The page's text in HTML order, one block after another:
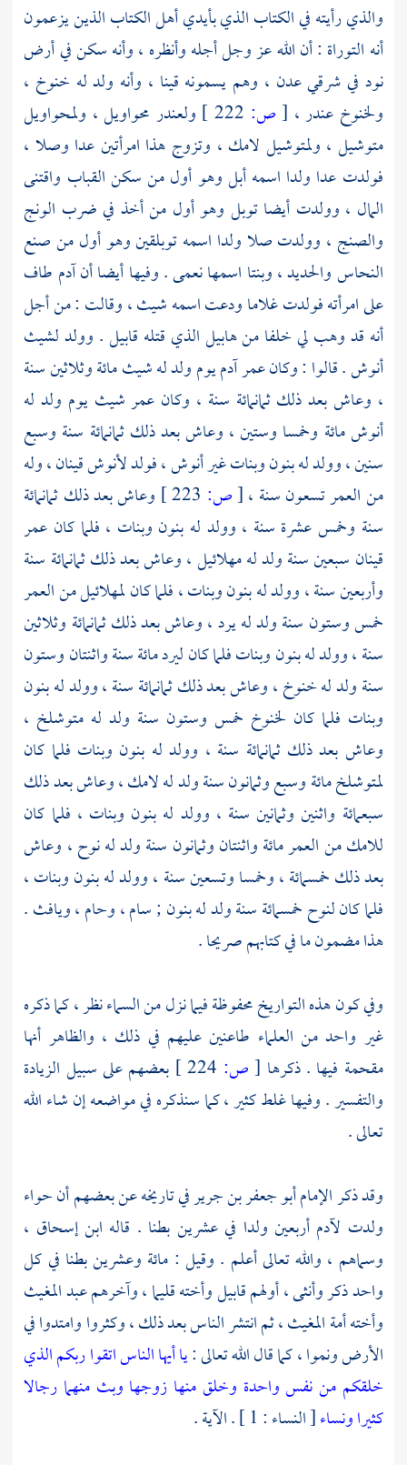
والذي رأيته في الكتاب الذي بأيديأهل الكتابالذين يزعمون
أنه التوراة : أن الله عز وجل أجله وأنظره ، وأنه سكن في أرض
نود في شرقيعدن ، وهم يسمونه قينا ، وأنه ولد له خنوخ ،
ولخنوخ عندر، [ص: ولعندر محواويل، ولمحواويل
متوشيل ، ولمتوشيل لامك ، وتزوج هذا امرأتينعدا وصلا ،
فولدت عدا ولدا اسمهأبلوهو أول من سكن القباب واقتنى
المال ، وولدت أيضاتوبل وهو أول من أخذ في ضرب الونج
والصنج ، وولدتصلا ولدا اسمهتوبلقينوهو أول من صنع
النحاس والحديد ، وبنتا اسمهانعمى. وفيها أيضا أنآدم طاف
على امرأته فولدت غلاما ودعت اسمهشيث، وقالت : من أجل
أنه قد وهب لي خلفا منهابيلالذي قتله قابيل. وولدلشيث
أنوش. قالوا : وكان عمرآدميوم ولد لهشيثمائة وثلاثين سنة
، وعاش بعد ذلك ثمانمائة سنة ، وكان عمرشيثيوم ولد له
أنوشمائة وخمسا وستين ، وعاش بعد ذلك ثمانمائة سنة وسبع
سنين ، وولد له بنون وبنات غيرأنوش، فولدلأنوشقينان، وله
من العمر تسعون سنة ،[ص:
وعاش بعد ذلك ثمانمائة
سنة وخمس عشرة سنة ، وولد له بنون وبنات ، فلما كان عمر
قينان سبعين سنة ولد له مهلائيل ، وعاش بعد ذلك ثمانمائة سنة
وأربعين سنة ، وولد له بنون وبنات ، فلما كانلمهلائيلمن العمر
خمس وستون سنة ولد لهيرد، وعاش بعد ذلك ثمانمائة وثلاثين
سنة ، وولد له بنون وبنات فلما كان ليرد مائة سنة واثنتان وستون
سنة ولد لهخنوخ، وعاش بعد ذلك ثمانمائة سنة ، وولد له بنون
وبنات فلما كان لخنوخ خمس وستون سنة ولد له متوشلخ ،
وعاش بعد ذلك ثمانمائة سنة ، وولد له بنون وبنات فلما كان
لمتوشلخمائة وسبع وثمانون سنة ولد لهلامك، وعاش بعد ذلك
سبعمائة واثنين وثمانين سنة ، وولد له بنون وبنات ، فلما كان
للامكمن العمر مائة واثنتان وثمانون سنة ولد لهنوح، وعاش
بعد ذلك خمسمائة ، وخمسا وتسعين سنة ، وولد له بنون وبنات ،
فلما كانلنوحخمسمائة سنة ولد له بنون ;سام،وحام،ويافث.
هذا مضمون ما في كتابهم صريحا .
وفي كون هذه التواريخ محفوظة فيما نزل من السماء نظر ، كما ذكره
غير واحد من العلماء طاعنين عليهم في ذلك ، والظاهر أنها
مقحمة فيها . ذكرها [ص:
بعضهم على سبيل الزيادة
والتفسير . وفيها غلط كثير ، كما سنذكره في مواضعه إن شاء الله
تعالى .
وقد ذكرالإمام أبو جعفر بن جريرفي تاريخه عن بعضهم أنحواء
ولدت لآدمأربعين ولدا في عشرين بطنا . قاله ابن إسحاق ،
وسماهم ، والله تعالى أعلم . وقيل : مائة وعشرين بطنا في كل
واحد ذكر وأنثى ، أولهمقابيلوأختهقليما، وآخرهمعبد المغيث
وأختهأمة المغيث، ثم انتشر الناس بعد ذلك ، وكثروا وامتدوا في
الأرض ونموا ، كما قال الله تعالى :يا أيها الناس اتقوا ربكم الذي
خلقكم من نفس واحدة وخلق منها زوجها وبث منهما رجالا
كثيرا ونساء[ النساء : 1 ] . الآية .